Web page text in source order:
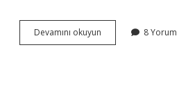
Devamını okuyun Bebeğin
Açlıktan
8 Yorum